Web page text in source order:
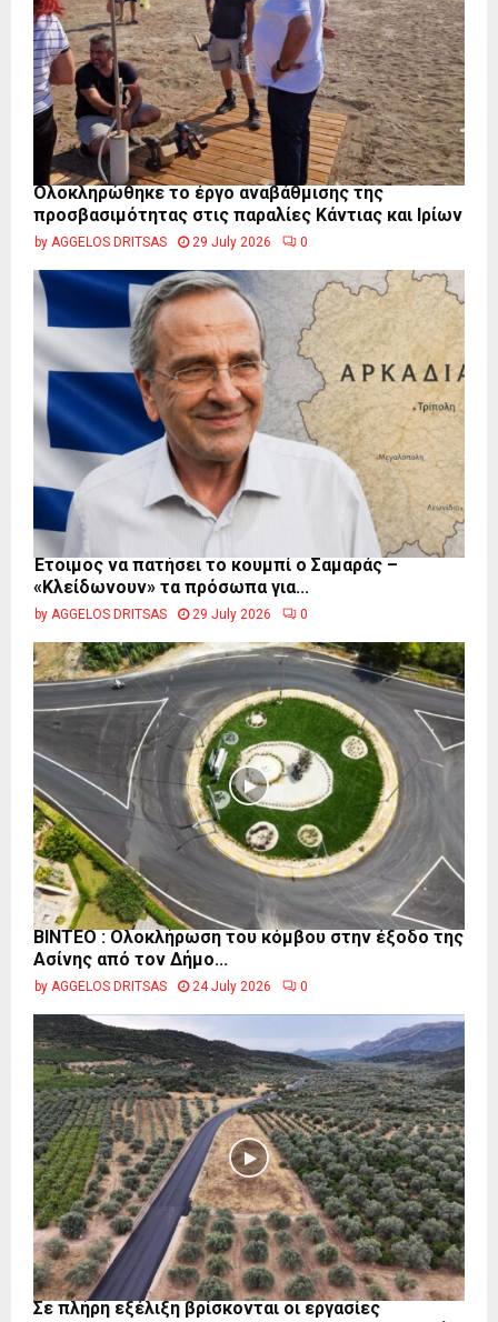
Ολοκληρώθηκε το έργο αναβάθμισης της
προσβασιμότητας στις παραλίες Κάντιας και Ιρίων
by AGGELOS DRITSAS 29 July 2026 0
Έτοιμος να πατήσει το κουμπί ο Σαμαράς –
«Κλείδωνουν» τα πρόσωπα για...
by AGGELOS DRITSAS 29 July 2026 0
ΒΙΝΤΕΟ : Ολοκλήρωση του κόμβου στην έξοδο της
Ασίνης από τον Δήμο...
by AGGELOS DRITSAS 24 July 2026 0
Σε πλήρη εξέλιξη βρίσκονται οι εργασίες